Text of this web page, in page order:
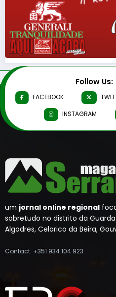
Follow Us:
FACEBOOK
INSTAGRAM
um jornal online regional
sobretudo no distrito da
Algodres, Celorico da Beira,
Contact: +351 934 104 923